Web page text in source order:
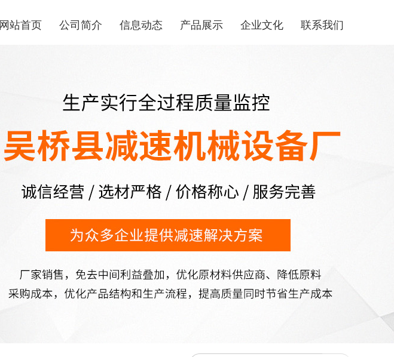
网站首页 公司简介 信息动态 产品展示 企业文化 联系我们